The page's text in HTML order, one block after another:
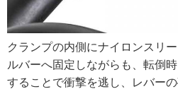
クランプの内側にナイロンスリ
ルバーへ固定しながらも、転倒
することで衝撃を逃し、レバー